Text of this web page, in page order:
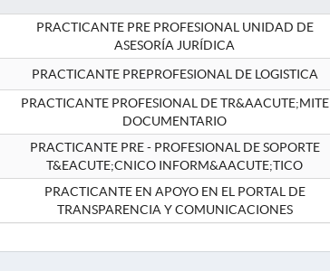
PRACTICANTE PRE PROFESIONAL UNIDAD DE
ASESORÍA JURÍDICA
PRACTICANTE PREPROFESIONAL DE LOGISTICA
PRACTICANTE PROFESIONAL DE TR&AACUTE;MITE
DOCUMENTARIO
PRACTICANTE PRE - PROFESIONAL DE SOPORTE
T&EACUTE;CNICO INFORM&AACUTE;TICO
PRACTICANTE EN APOYO EN EL PORTAL DE
TRANSPARENCIA Y COMUNICACIONES